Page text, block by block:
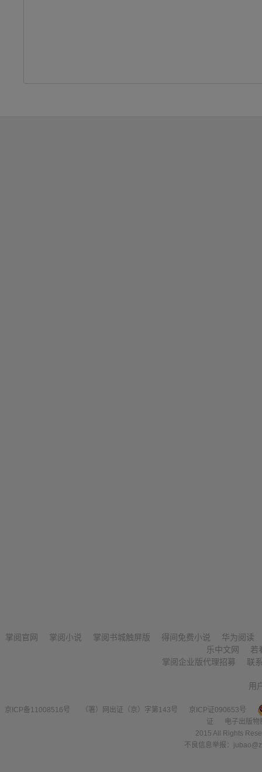
掌阅官网 掌阅小说 掌阅书城触屏版 得间免费小说
华为阅读
乐中文网
若
掌阅企业版代理招募
联
用
京ICP备11008516号 （署）网出证（京）字第143号
京ICP证090653号
证
电子出版
2015 All Rights
不良信息举报：